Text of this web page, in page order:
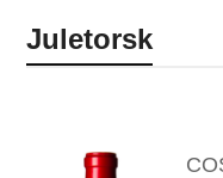
Juletorsk